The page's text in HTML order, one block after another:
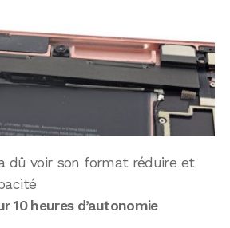
dû voir son format réduire et
10 heures d’autonomie